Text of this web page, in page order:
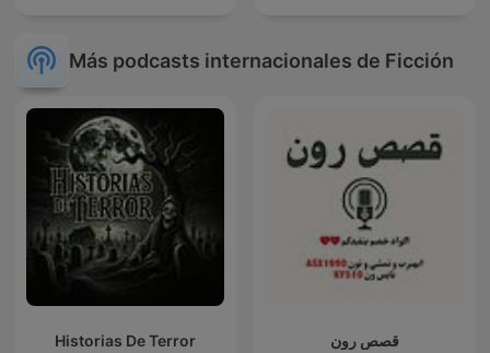
Más podcasts internacionales de Ficción
Historias De Terror قصص رون